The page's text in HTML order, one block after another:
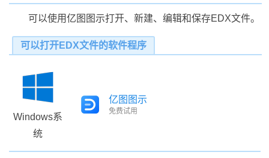
可以使用亿图图示打开、新建、编辑和保存EDX文件。
可以打开EDX文件的软件程序
Windows系
统
亿图图示
免费试用